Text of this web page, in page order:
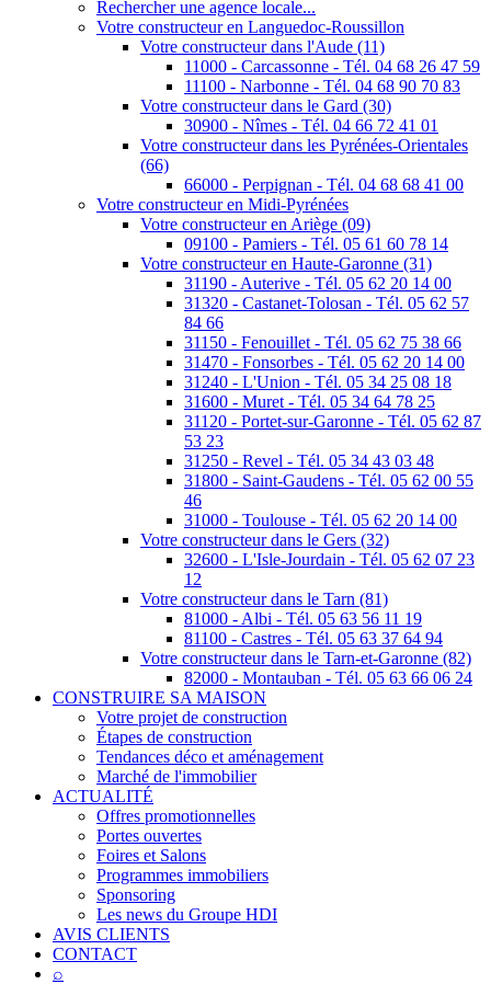
Rechercher une agence locale...
Votre constructeur en Languedoc-Roussillon
Votre constructeur dans l'Aude (11)
11000 - Carcassonne - Tél. 04 68 26 47 59
11100 - Narbonne - Tél. 04 68 90 70 83
Votre constructeur dans le Gard (30)
30900 - Nîmes - Tél. 04 66 72 41 01
Votre constructeur dans les Pyrénées-Orientales
(66)
66000 - Perpignan - Tél. 04 68 68 41 00
Votre constructeur en Midi-Pyrénées
Votre constructeur en Ariège (09)
09100 - Pamiers - Tél. 05 61 60 78 14
Votre constructeur en Haute-Garonne (31)
31190 - Auterive - Tél. 05 62 20 14 00
31320 - Castanet-Tolosan - Tél. 05 62 57
84 66
31150 - Fenouillet - Tél. 05 62 75 38 66
31470 - Fonsorbes - Tél. 05 62 20 14 00
31240 - L'Union - Tél. 05 34 25 08 18
31600 - Muret - Tél. 05 34 64 78 25
31120 - Portet-sur-Garonne - Tél. 05 62 87
53 23
31250 - Revel - Tél. 05 34 43 03 48
31800 - Saint-Gaudens - Tél. 05 62 00 55
46
31000 - Toulouse - Tél. 05 62 20 14 00
Votre constructeur dans le Gers (32)
32600 - L'Isle-Jourdain - Tél. 05 62 07 23
12
Votre constructeur dans le Tarn (81)
81000 - Albi - Tél. 05 63 56 11 19
81100 - Castres - Tél. 05 63 37 64 94
Votre constructeur dans le Tarn-et-Garonne (82)
82000 - Montauban - Tél. 05 63 66 06 24
CONSTRUIRE SA MAISON
Votre projet de construction
Étapes de construction
Tendances déco et aménagement
Marché de l'immobilier
ACTUALITÉ
Offres promotionnelles
Portes ouvertes
Foires et Salons
Programmes immobiliers
Sponsoring
Les news du Groupe HDI
AVIS CLIENTS
CONTACT
⌕